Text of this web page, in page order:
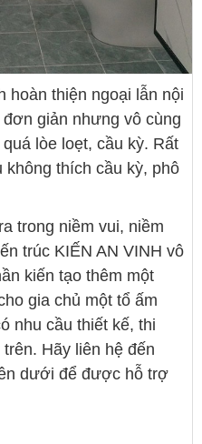
hoàn thiện ngoại lẫn nội
giản nhưng vô cùng
lòe loẹt, cầu kỳ. Rất
thích cầu kỳ, phô
trong niềm vui, niềm
trúc KIẾN AN VINH vô
kiến tạo thêm một
gia chủ một tổ ấm
nhu cầu thiết kế, thi
Hãy liên hệ đến
dưới để được hỗ trợ